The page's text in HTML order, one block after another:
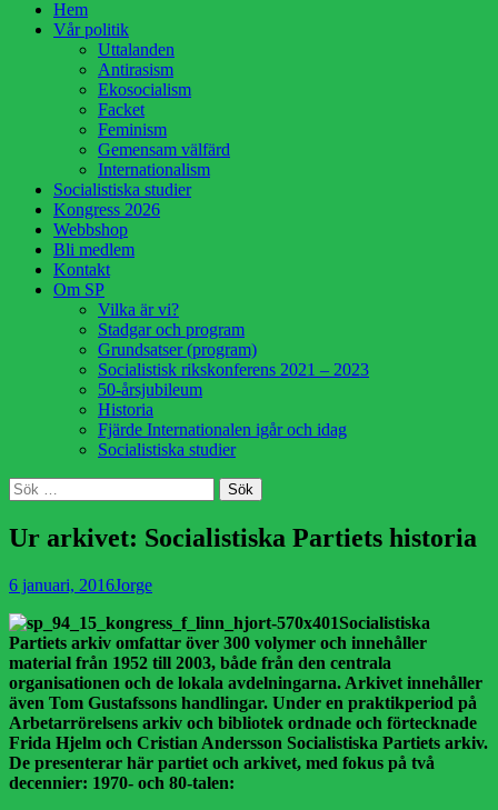
HoppaHem
Vår politik
Uttalanden
Antirasism
Ekosocialism
Facket
Feminism
Gemensam välfärd
Internationalism
Socialistiska studier
Kongress 2026
Webbshop
Bli medlem
Kontakt
Om SP
Vilka är vi?
Stadgar och program
Grundsatser (program)
Socialistisk rikskonferens 2021 – 2023
50-årsjubileum
Historia
Fjärde Internationalen igår och idag
Socialistiska studier
Sök
Sök
efter:
Ur arkivet: Socialistiska Partiets historia
Publicerad
6 januari, 2016Författare
Jorge
Socialistiska
Partiets arkiv omfattar över 300 volymer och innehåller
material från 1952 till 2003, både från den centrala
organisationen och de lokala avdelningarna. Arkivet innehåller
även Tom Gustafssons handlingar. Under en praktikperiod på
Arbetarrörelsens arkiv och bibliotek ordnade och förtecknade
Frida Hjelm och Cristian Andersson Socialistiska Partiets arkiv.
De presenterar här partiet och arkivet, med fokus på två
decennier: 1970- och 80-talen: